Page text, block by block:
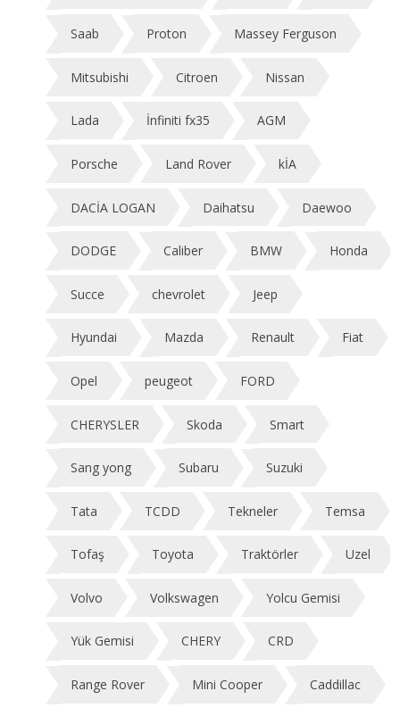
Saab Proton Massey Ferguson
Mitsubishi Citroen Nissan
Lada İnfiniti fx35 AGM
Porsche Land Rover kİA
DACİA LOGAN Daihatsu Daewoo
DODGE Caliber BMW Honda
Succe chevrolet Jeep
Hyundai Mazda Renault Fiat
Opel peugeot FORD
CHERYSLER Skoda Smart
Sang yong Subaru Suzuki
Tata TCDD Tekneler Temsa
Tofaş Toyota Traktörler Uzel
Volvo Volkswagen Yolcu Gemisi
Yük Gemisi CHERY CRD
Range Rover Mini Cooper Caddillac